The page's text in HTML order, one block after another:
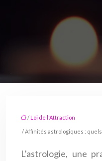
/ Loi de l'Attraction
/ Affinités astrologiques :
L’astrologie, une